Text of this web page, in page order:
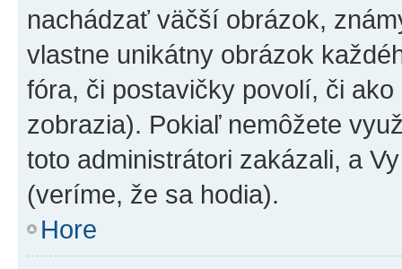
nachádzať väčší obrázok,
vlastne unikátny obrázok
fóra, či postavičky povolí, či
zobrazia). Pokiaľ nemôžete
toto administrátori zakázali, a
(veríme, že sa hodia).
Hore